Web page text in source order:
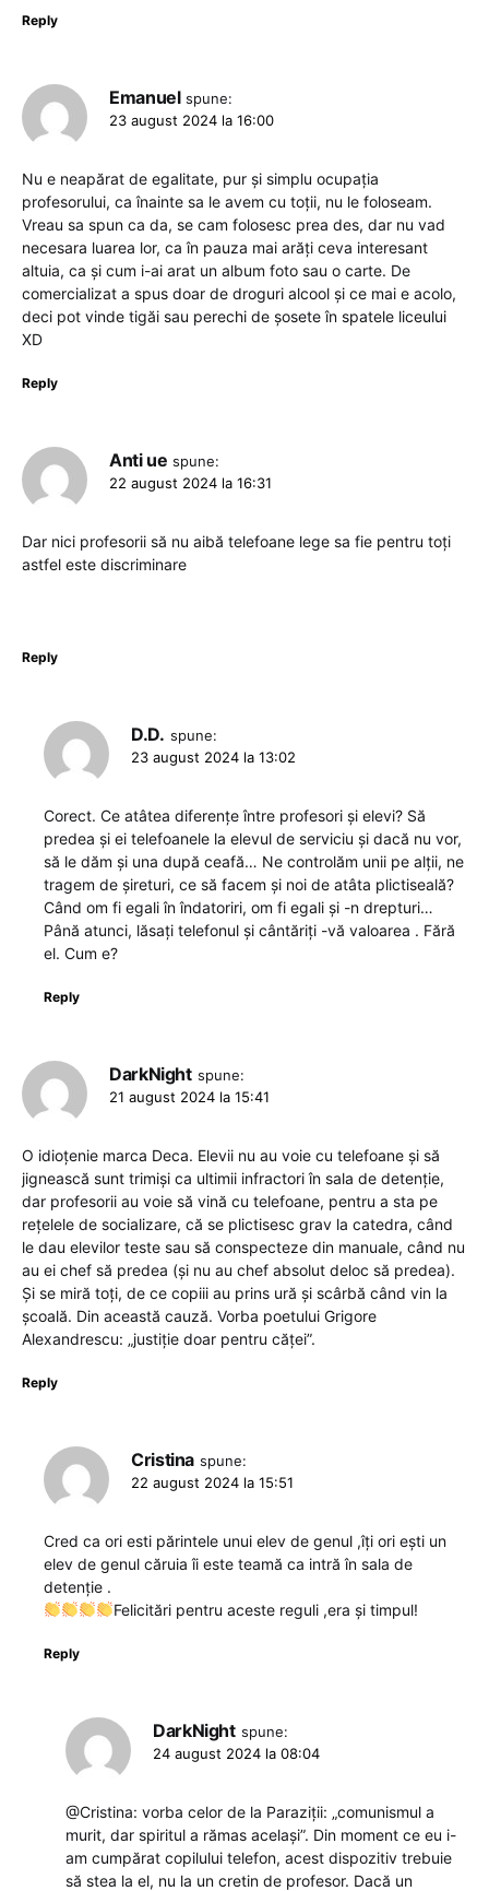
Reply
Emanuel spune:
23 august 2024 la 16:00
Nu e neapărat de egalitate, pur și simplu ocupația
profesorului, ca înainte sa le avem cu toții, nu le foloseam.
Vreau sa spun ca da, se cam folosesc prea des, dar nu vad
necesara luarea lor, ca în pauza mai arăți ceva interesant
altuia, ca și cum i-ai arat un album foto sau o carte. De
comercializat a spus doar de droguri alcool și ce mai e acolo,
deci pot vinde tigăi sau perechi de șosete în spatele liceului
XD
Reply
Anti ue spune:
22 august 2024 la 16:31
Dar nici profesorii să nu aibă telefoane lege sa fie pentru toți
astfel este discriminare
Reply
D.D. spune:
23 august 2024 la 13:02
Corect. Ce atâtea diferențe între profesori și elevi? Să
predea și ei telefoanele la elevul de serviciu și dacă nu vor,
să le dăm și una după ceafă… Ne controlăm unii pe alții, ne
tragem de șireturi, ce să facem și noi de atâta plictiseală?
Când om fi egali în îndatoriri, om fi egali și -n drepturi…
Până atunci, lăsați telefonul și cântăriți -vă valoarea . Fără
el. Cum e?
Reply
DarkNight spune:
21 august 2024 la 15:41
O idioțenie marca Deca. Elevii nu au voie cu telefoane și să
jignească sunt trimiși ca ultimii infractori în sala de detenție,
dar profesorii au voie să vină cu telefoane, pentru a sta pe
rețelele de socializare, că se plictisesc grav la catedra, când
le dau elevilor teste sau să conspecteze din manuale, când nu
au ei chef să predea (și nu au chef absolut deloc să predea).
Și se miră toți, de ce copiii au prins ură și scârbă când vin la
școală. Din această cauză. Vorba poetului Grigore
Alexandrescu: „justiție doar pentru căței”.
Reply
Cristina spune:
22 august 2024 la 15:51
Cred ca ori esti părintele unui elev de genul ,îți ori ești un
elev de genul căruia îi este teamă ca intră în sala de
detenție .
Felicitări pentru aceste reguli ,era și timpul!
Reply
DarkNight spune:
24 august 2024 la 08:04
@Cristina: vorba celor de la Paraziții: „comunismul a
murit, dar spiritul a rămas același”. Din moment ce eu i-
am cumpărat copilului telefon, acest dispozitiv trebuie
să stea la el, nu la un cretin de profesor. Dacă un